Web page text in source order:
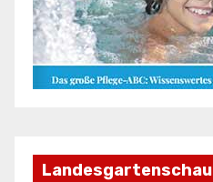
Landesgartenschau